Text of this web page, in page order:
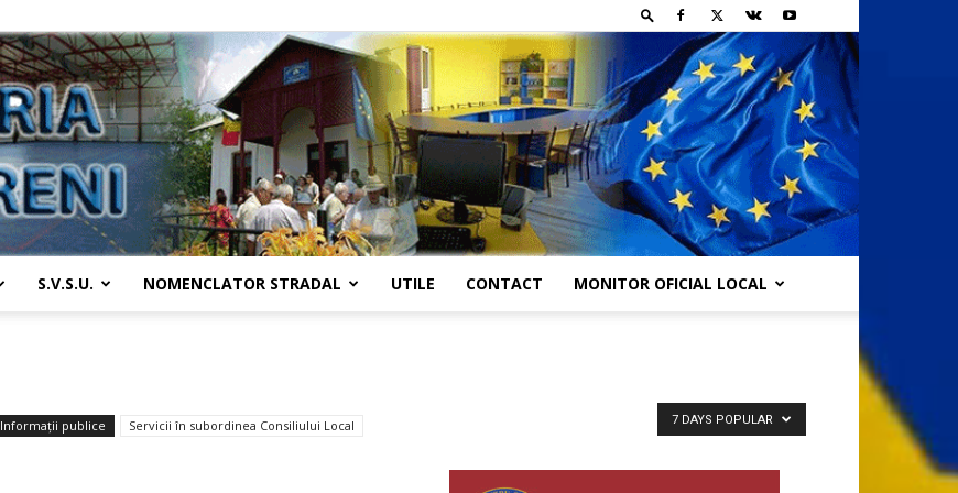
S.V.S.U. NOMENCLATOR STRADAL UTILE CONTACT MONITOR OFICIAL LOCAL
Informații publice Servicii în subordinea Consiliului Local 7 DAYS POPULAR